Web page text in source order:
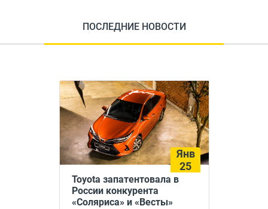
ПОСЛЕДНИЕ НОВОСТИ
Янв
25
Toyota запатентовала в
России конкурента
«Соляриса» и «Весты»